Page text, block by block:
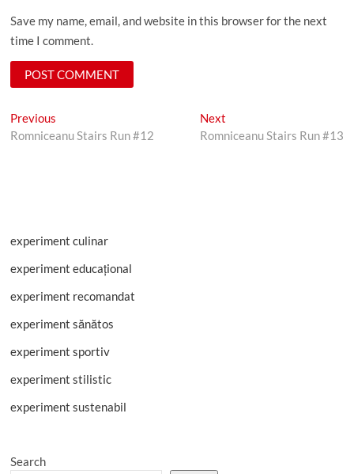
Save my name, email, and website in this browser for the next
time I comment.
Post
navigation
Previous
post:
Romniceanu Stairs Run #12
NextNext
post:
Romniceanu Stairs Run #13
experiment culinar
experiment educațional
experiment recomandat
experiment sănătos
experiment sportiv
experiment stilistic
experiment sustenabil
Search